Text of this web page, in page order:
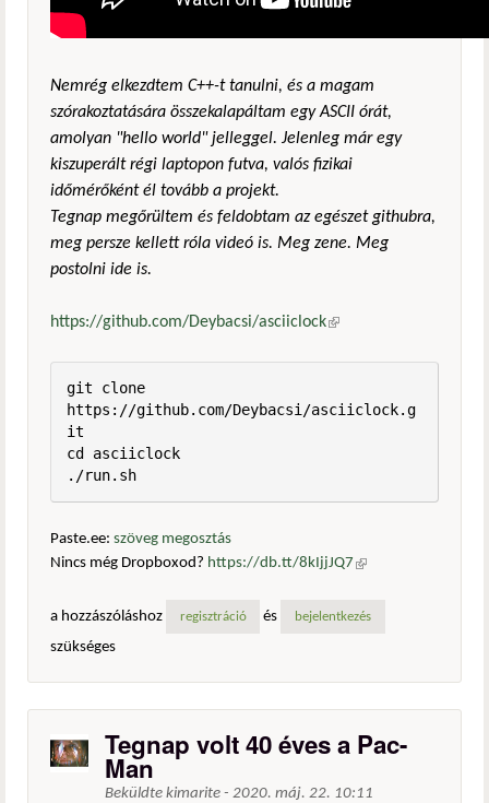
Nemrég elkezdtem C++-t tanulni, és a magam
szórakoztatására összekalapáltam egy ASCII órát,
amolyan "hello world" jelleggel. Jelenleg már egy
kiszuperált régi laptopon futva, valós fizikai
időmérőként él tovább a projekt.
Tegnap megőrültem és feldobtam az egészet githubra,
meg persze kellett róla videó is. Meg zene. Meg
postolni ide is.
https://github.com/Deybacsi/asciiclock(külső hivatkozás)
git clone
https://github.com/Deybacsi/asciiclock.g
it
cd asciiclock
./run.sh
Paste.ee: szöveg megosztás
Nincs még Dropboxod? https://db.tt/8kIjjJQ7 (külső
a hozzászóláshoz
regisztráció és bejelentkezés
szükséges
Tegnap volt 40 éves a Pac-
Man
Beküldte kimarite - 2020. máj. 22. 10:11